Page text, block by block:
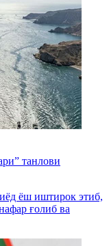
танлови
ёш иштирок этиб,
ғолиб ва